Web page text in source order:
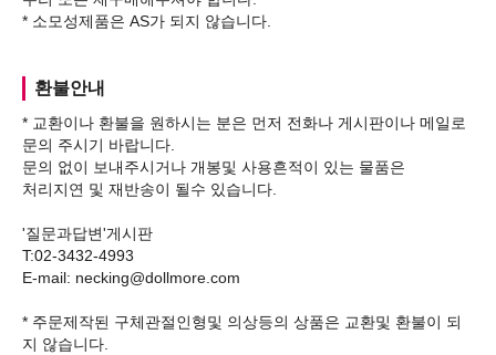
환불안내
* 교환이나 환불을 원하시는 분은 먼저 전화나 게시판이나 메일로
문의 주시기 바랍니다.
문의 없이 보내주시거나 개봉및 사용흔적이 있는 물품은
처리지연 및 재반송이 될수 있습니다.
'질문과답변'게시판
T:02-3432-4993
E-mail: necking@dollmore.com
* 주문제작된 구체관절인형및 의상등의 상품은 교환및 환불이 되
지 않습니다.